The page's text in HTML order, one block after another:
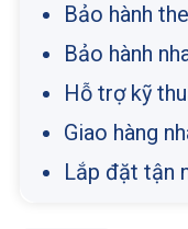
Bảo hành
Bảo hành
Hỗ trợ kỹ
Giao hàng
Lắp đặt tận